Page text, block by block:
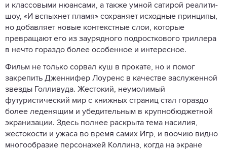
и классовыми нюансами, а также умной сатирой реалити-
шоу, «И вспыхнет пламя» сохраняет исходные принципы,
но добавляет новые контекстные слои, которые
превращают его из заурядного подросткового триллера
в нечто гораздо более особенное и интересное.
Фильм не только сорвал куш в прокате, но и помог
закрепить Дженнифер Лоуренс в качестве заслуженной
звезды Голливуда. Жестокий, неумолимый
футуристический мир с книжных страниц стал гораздо
более леденящим и убедительным в крупнобюджетной
экранизации. Здесь полнее раскрыта тема насилия,
жестокости и ужаса во время самих Игр, и воочию видно
многообразие персонажей Коллинз, когда на экране